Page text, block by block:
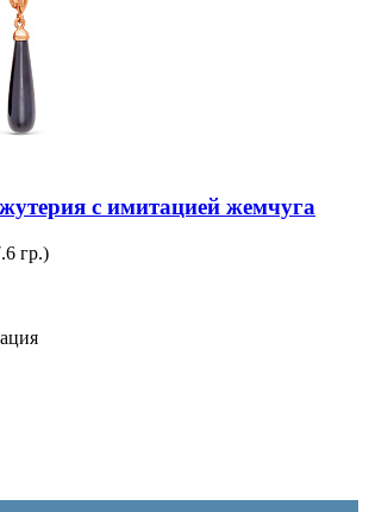
с имитацией жемчуга
гр.)